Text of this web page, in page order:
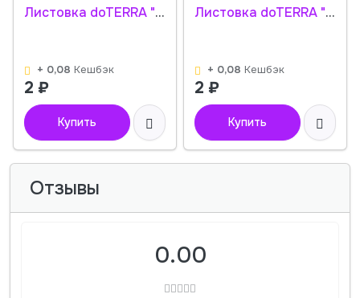
Листовка doTERRA "Туя. Эфирное масло" 49360001
+ 0,08 Кешбэк
2 ₽
Купить
Листовка doTERRA "Бессмертник. Эфирное масло" 30410001
+ 0,08 Кешбэк
2 ₽
Купить
Отзывы
0.00